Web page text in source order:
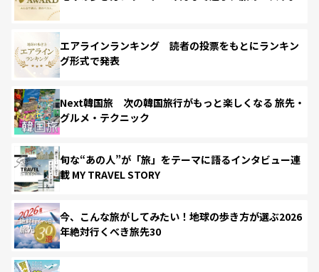
エアラインランキング 読者の投票をもとにランキン
グ形式で発表
Next韓国旅 次の韓国旅行がもっと楽しくなる 旅先・
グルメ・テクニック
旬な“あの人”が「旅」をテーマに語るインタビュー連
載 MY TRAVEL STORY
今、こんな旅がしてみたい！地球の歩き方が選ぶ2026
年絶対行くべき旅先30